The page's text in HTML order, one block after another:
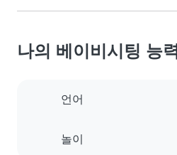
나의 베이비시팅 능력
언어
놀이